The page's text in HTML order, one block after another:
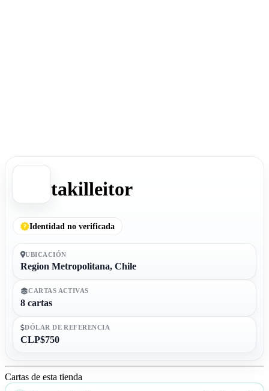
takilleitor
Identidad no verificada
UBICACIÓN
Region Metropolitana, Chile
CARTAS ACTIVAS
8 cartas
DÓLAR DE REFERENCIA
CLP$750
Cartas de esta tienda